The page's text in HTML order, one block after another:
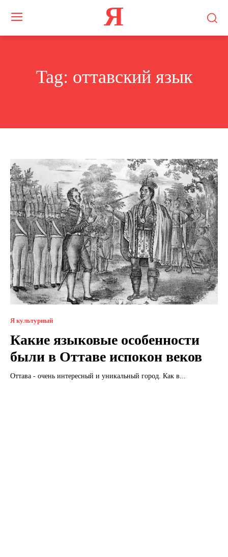
Я
Tag: оттавский язык
Я культурный
Какие языковые особенности
были в Оттаве испокон веков
Оттава - очень интересный и уникальный город. Как в...